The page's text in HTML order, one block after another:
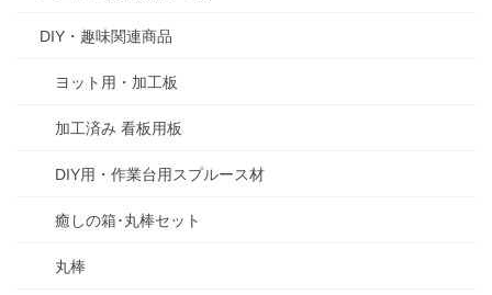
DIY・趣味関連商品
ヨット用・加工板
加工済み 看板用板
DIY用・作業台用スプルース材
癒しの箱･丸棒セット
丸棒